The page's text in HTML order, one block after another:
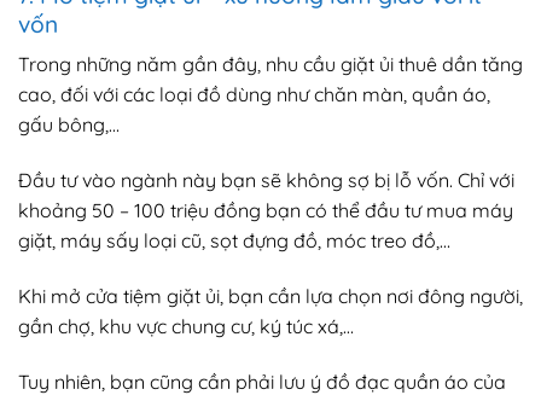
vốn
Trong những năm gần đây, nhu cầu giặt ủi thuê dần tăng
cao, đối với các loại đồ dùng như chăn màn, quần áo,
gấu bông,…
Đầu tư vào ngành này bạn sẽ không sợ bị lỗ vốn. Chỉ với
khoảng 50 – 100 triệu đồng bạn có thể đầu tư mua máy
giặt, máy sấy loại cũ, sọt đựng đồ, móc treo đồ,…
Khi mở cửa tiệm giặt ủi, bạn cần lựa chọn nơi đông người,
gần chợ, khu vực chung cư, ký túc xá,…
Tuy nhiên, bạn cũng cần phải lưu ý đồ đạc quần áo của